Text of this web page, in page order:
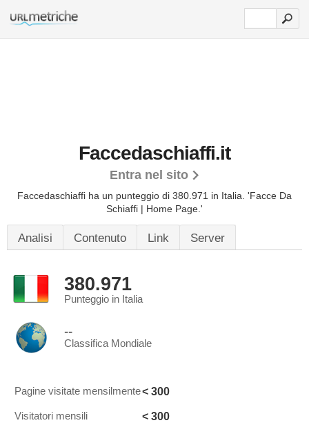
Faccedaschiaffi.it
Entra nel sito
Faccedaschiaffi ha un punteggio di 380.971 in Italia. 'Facce Da
Schiaffi | Home Page.'
Analisi Contenuto Link Server
380.971
Punteggio in Italia
--
Classifica Mondiale
Pagine visitate mensilmente< 300
Visitatori mensili < 300